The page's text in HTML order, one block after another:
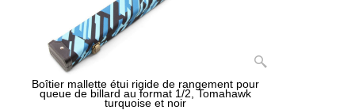
Boîtier mallette étui rigide de rangement pour
queue de billard au format 1/2, Tomahawk
turquoise et noir